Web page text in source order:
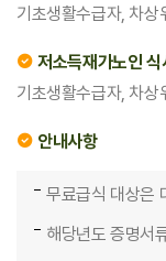
기초생활수급자, 차상
저소득재가노인 식
기초생활수급자, 차상
안내사항
무료급식 대상은
해당년도 증명서